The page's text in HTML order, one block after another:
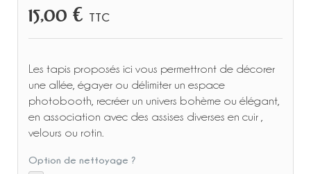
15,00 € TTC
Les tapis proposés ici vous permettront de décorer
une allée, égayer ou délimiter un espace
photobooth, recréer un univers bohème ou élégant,
en association avec des assises diverses en cuir ,
velours ou rotin.
Option de nettoyage ?